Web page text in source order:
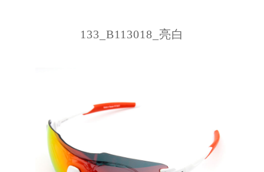
133_B113018_亮白